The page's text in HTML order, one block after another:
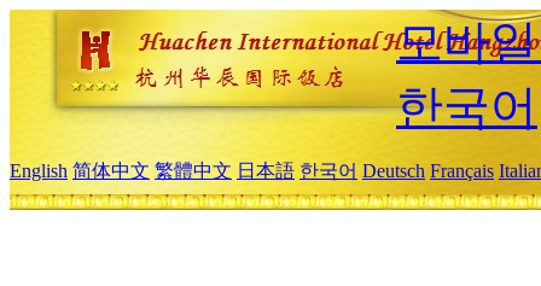
모바
한국어
English 简体中文 繁體中文 日本語 한국어 Deutsch Français